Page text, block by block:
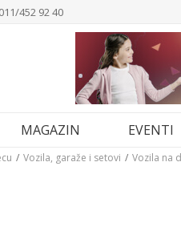
452 92 40
MAGAZIN EVENTI
Vozila, garaže i setovi Vozila na